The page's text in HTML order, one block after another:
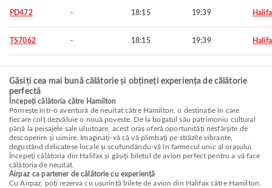
PD472 - 18:15 19:39
TS7062 - 18:15 19:39
Găsiți cea mai bună călătorie și obțineți experiența de călătorie
perfectă
Începeți călătoria către Hamilton
Pornește într-o aventură de neuitat către Hamilton, o destinație în care
fiecare colț dezvăluie o nouă poveste. De la bogatul său patrimoniu cultural
până la peisajele sale uluitoare, acest oraș oferă oportunități nesfârșite de
descoperire și uimire. Imaginați-vă că vă plimbați pe străzile vibrante,
degustând delicatese locale și scufundându-vă în farmecul unic al orașului.
Începeți călătoria din Halifax și găsiți biletul de avion perfect pentru a vă face
călătoria de neuitat.
Airpaz ca partener de călătorie cu experiență
Cu Airpaz, poți rezerva cu ușurință bilete de avion din Halifax către Hamilton.